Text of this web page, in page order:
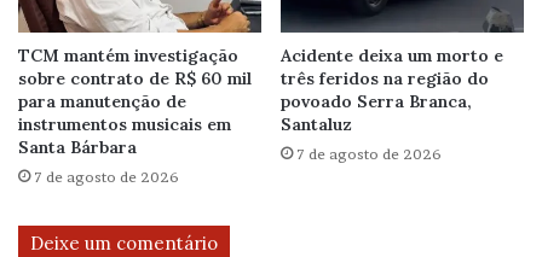
TCM mantém investigação
sobre contrato de R$ 60 mil
para manutenção de
instrumentos musicais em
Santa Bárbara
7 de agosto de 2026
Acidente deixa um morto e
três feridos na região do
povoado Serra Branca,
Santaluz
7 de agosto de 2026
Deixe um comentário